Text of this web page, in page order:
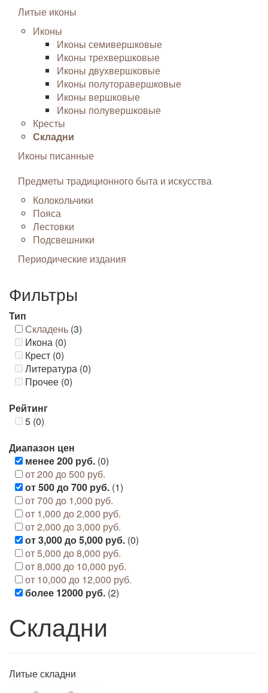
Литые иконы
Иконы
Иконы семивершковые
Иконы трехвершковые
Иконы двухвершковые
Иконы полуторавершковые
Иконы вершковые
Иконы полувершковые
Кресты
Складни
Иконы писанные
Предметы традиционного быта и искусства
Колокольчики
Пояса
Лестовки
Подсвешники
Периодические издания
Фильтры
Тип
Складень (3)
Икона (0)
Крест (0)
Литература (0)
Прочее (0)
Рейтинг
5 (0)
Диапазон цен
менее 200 руб. (0)
от 200 до 500 руб.
от 500 до 700 руб. (1)
от 700 до 1,000 руб.
от 1,000 до 2,000 руб.
от 2,000 до 3,000 руб.
от 3,000 до 5,000 руб. (0)
от 5,000 до 8,000 руб.
от 8,000 до 10,000 руб.
от 10,000 до 12,000 руб.
более 12000 руб. (2)
Складни
Литые складни